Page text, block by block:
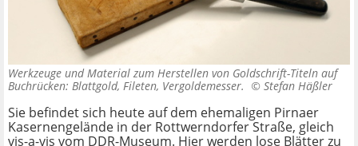
Werkzeuge und Material zum Herstellen von Goldschrift-Titeln auf
Buchrücken: Blattgold, Fileten, Vergoldemesser. © Stefan Häßler
Sie befindet sich heute auf dem ehemaligen Pirnaer
Kasernengelände in der Rottwerndorfer Straße, gleich
vis-a-vis vom DDR-Museum. Hier werden lose Blätter zu